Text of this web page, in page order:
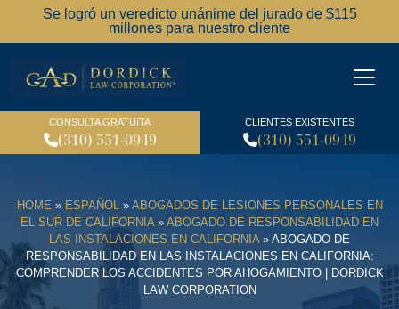
Se logró un veredicto unánime del jurado de $115
millones para nuestro cliente
Dordick Law Corporation
CONSULTA GRATUITA
(310) 551-0949
CLIENTES EXISTENTES
(310) 551-0949
HOME » ESPAÑOL» ABOGADOS DE LESIONES PERSONALES EN
EL SUR DE CALIFORNIA» ABOGADO DE RESPONSABILIDAD EN
LAS INSTALACIONES EN CALIFORNIA» ABOGADO DE
RESPONSABILIDAD EN LAS INSTALACIONES EN CALIFORNIA:
COMPRENDER LOS ACCIDENTES POR AHOGAMIENTO | DORDICK
LAW CORPORATION